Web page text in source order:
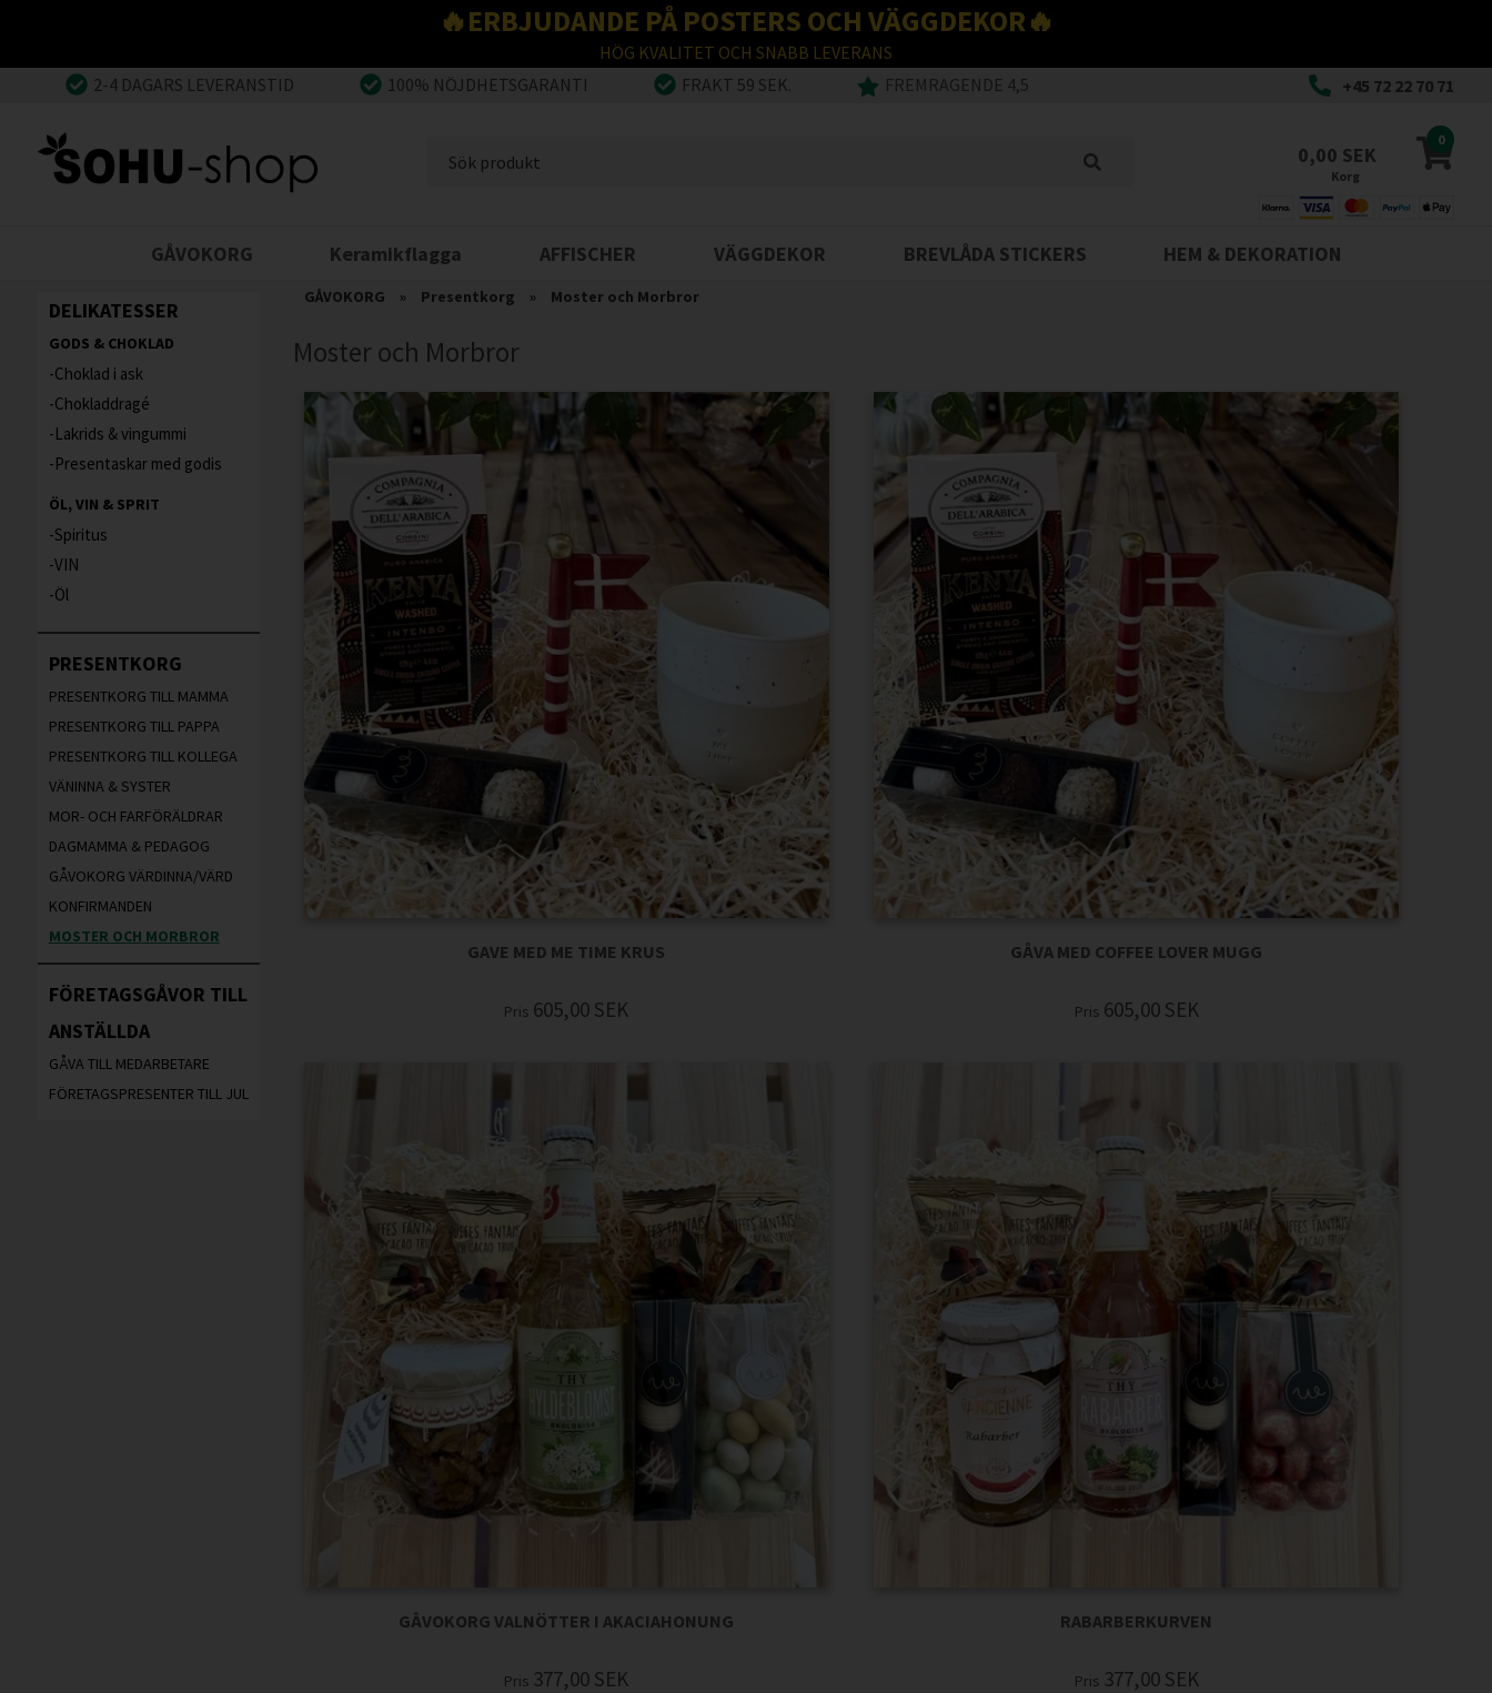
🔥ERBJUDANDE PÅ POSTERS OCH VÄGGDEKOR🔥
HÖG KVALITET OCH SNABB LEVERANS
2-4 DAGARS LEVERANSTID
100% NÖJDHETSGARANTI FRAKT 59 SEK. FREMRAGENDE 4,5 +45 72 22 70 71
0
0,00 SEK
Korg
GÅVOKORG Keramikflagga AFFISCHER VÄGGDEKOR BREVLÅDA STICKERS HEM & DEKORATION
DELIKATESSER
GODS & CHOKLAD
Choklad i ask
Chokladdragé
Lakrids & vingummi
Presentaskar med godis
ÖL, VIN & SPRIT
Spiritus
VIN
Öl
PRESENTKORG
PRESENTKORG TILL MAMMA
PRESENTKORG TILL PAPPA
PRESENTKORG TILL KOLLEGA
VÄNINNA & SYSTER
MOR- OCH FARFÖRÄLDRAR
DAGMAMMA & PEDAGOG
GÅVOKORG VÄRDINNA/VÄRD
KONFIRMANDEN
MOSTER OCH MORBROR
FÖRETAGSGÅVOR TILL
ANSTÄLLDA
GÅVA TILL MEDARBETARE
FÖRETAGSPRESENTER TILL JUL
GÅVOKORG » Presentkorg » Moster och Morbror
Moster och Morbror
GAVE MED ME TIME KRUS
Pris 605,00 SEK
GÅVA MED COFFEE LOVER MUGG
Pris 605,00 SEK
GÅVOKORG VALNÖTTER I AKACIAHONUNG
Pris 377,00 SEK
RABARBERKURVEN
Pris 377,00 SEK